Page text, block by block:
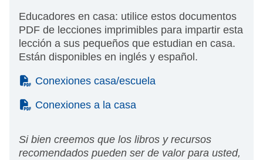
Educadores en casa: utilice estos documentos
PDF de lecciones imprimibles para impartir esta
lección a sus pequeños que estudian en casa.
Están disponibles en inglés y español.
(PDF)
Conexiones casa/escuela
(PDF)
Conexiones a la casa
Si bien creemos que los libros y recursos
recomendados pueden ser de valor para usted,